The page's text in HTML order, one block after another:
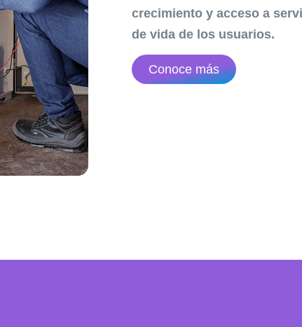
crecimiento y acceso a
de vida de los usuarios.
Conoce más